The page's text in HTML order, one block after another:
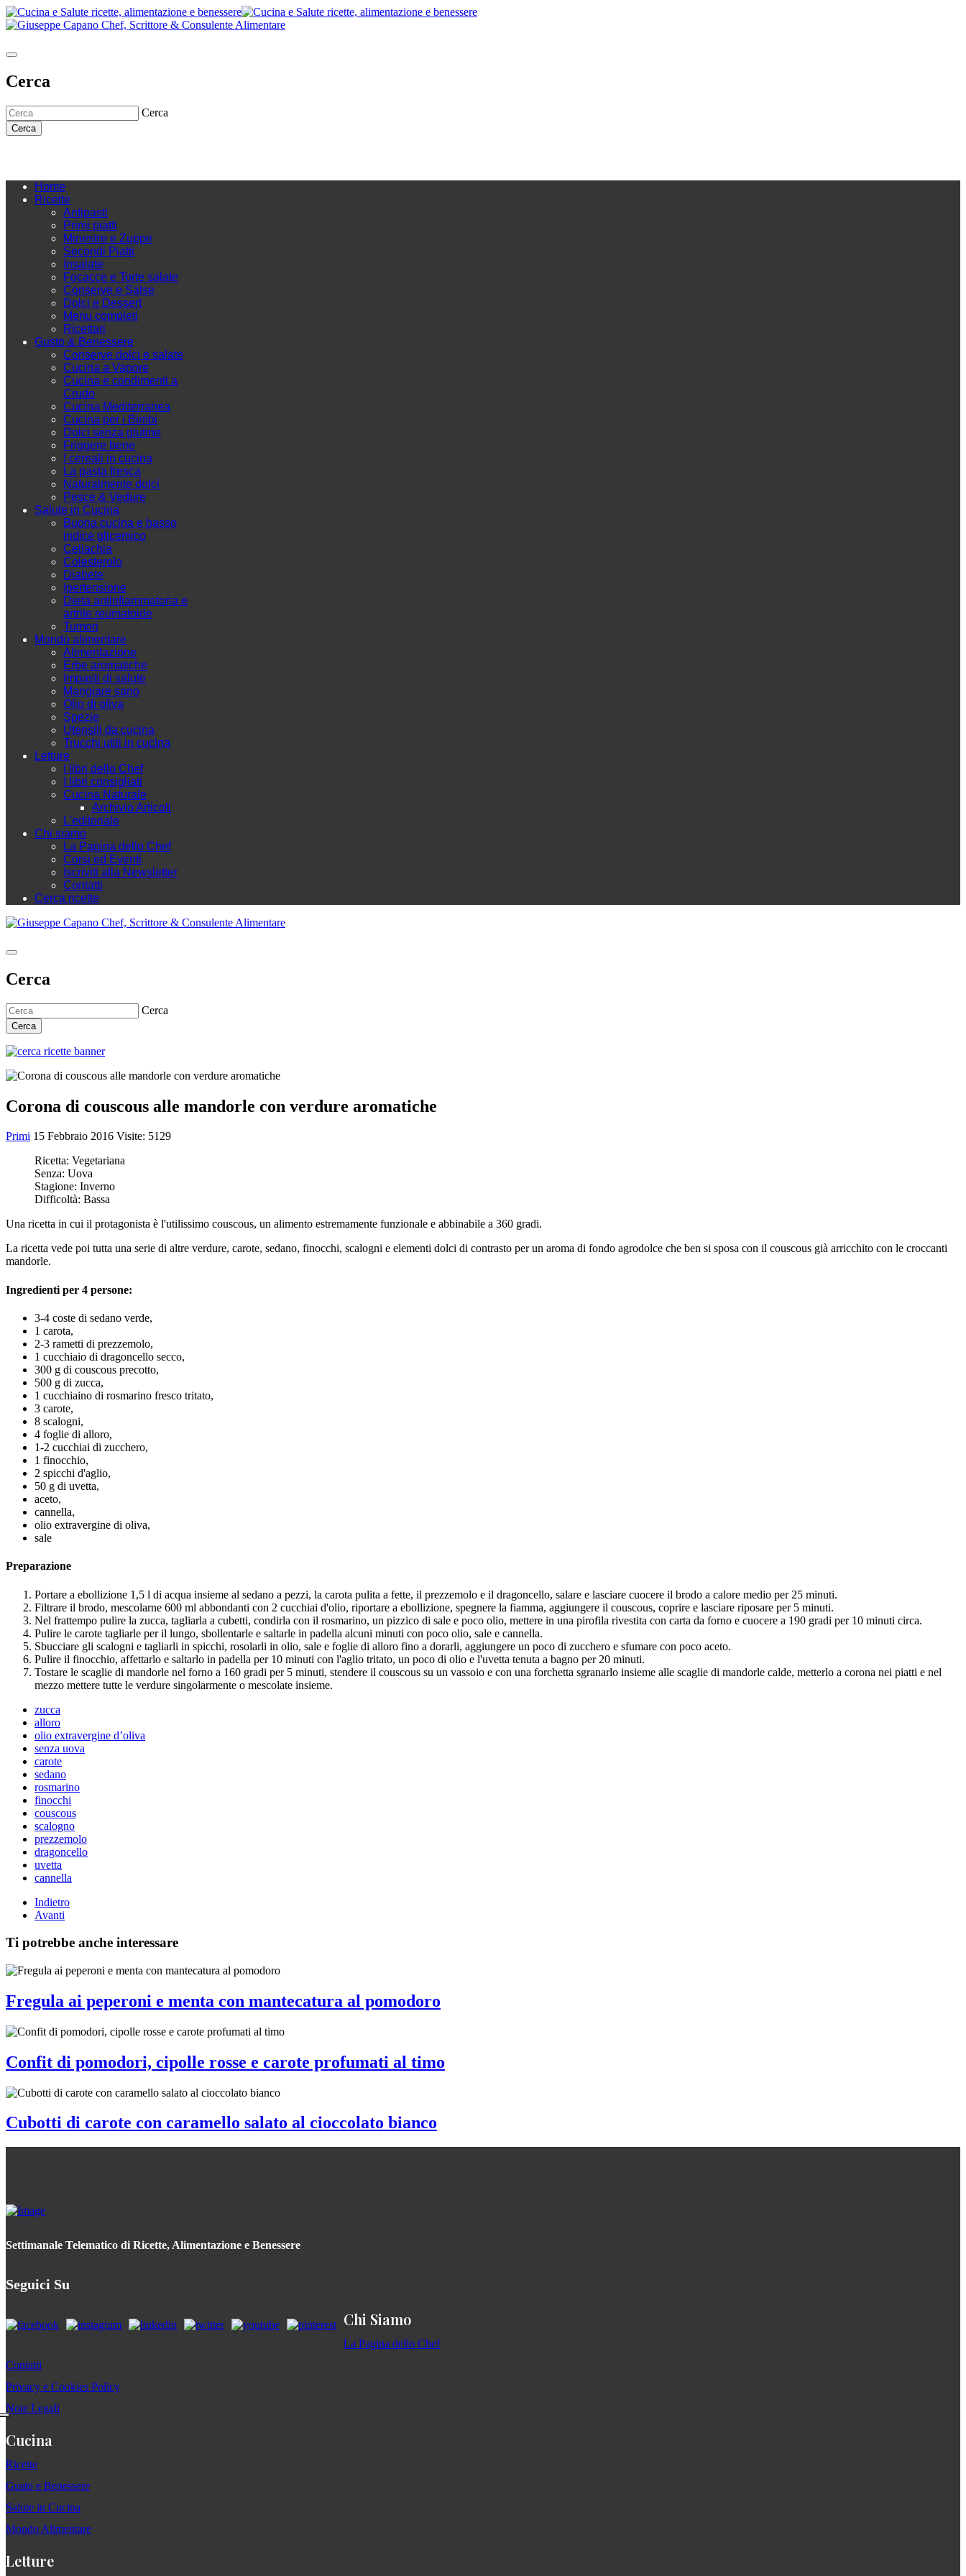
Cerca
Cerca
Cerca
Home
Ricette
Antipasti
Primi piatti
Minestre e Zuppe
Secondi Piatti
Insalate
Focacce e Torte salate
Conserve e Salse
Dolci e Dessert
Menu completi
Ricettari
Gusto & Benessere
Conserve dolci e salate
Cucina a Vapore
Cucina e condimenti a
Crudo
Cucina Mediterranea
Cucina per i Bimbi
Dolci senza glutine
Friggere bene
I cereali in cucina
La pasta fresca
Naturalmente dolci
Pesce & Vedure
Salute in Cucina
Buona cucina e basso
indice glicemico
Celiachia
Colesterolo
Diabete
Ipertensione
Dieta antinfiammatoria e
artrite reumatoide
Tumori
Mondo alimentare
Alimentazione
Erbe aromatiche
Impasti di salute
Mangiare sano
Olio di oliva
Spezie
Utensili da cucina
Trucchi utili in cucina
Letture
I libri dello Chef
I libri consigliati
Cucina Naturale
Archivio Articoli
L'editoriale
Chi siamo
La Pagina dello Chef
Corsi ed Eventi
Iscriviti alla Newsletter
Contatti
Cerca ricette
Cerca
Cerca
Cerca
Corona di couscous alle mandorle con verdure aromatiche
Primi 15 Febbraio 2016 Visite: 5129
Ricetta: Vegetariana
Senza: Uova
Stagione: Inverno
Difficoltà: Bassa
Una ricetta in cui il protagonista è l'utilissimo couscous, un alimento estremamente funzionale e abbinabile a 360 gradi.
La ricetta vede poi tutta una serie di altre verdure, carote, sedano, finocchi, scalogni e elementi dolci di contrasto per un aroma di fondo agrodolce che ben si sposa con il couscous già arricchito con le croccanti
mandorle.
Ingredienti per 4 persone:
3-4 coste di sedano verde,
1 carota,
2-3 rametti di prezzemolo,
1 cucchiaio di dragoncello secco,
300 g di couscous precotto,
500 g di zucca,
1 cucchiaino di rosmarino fresco tritato,
3 carote,
8 scalogni,
4 foglie di alloro,
1-2 cucchiai di zucchero,
1 finocchio,
2 spicchi d'aglio,
50 g di uvetta,
aceto,
cannella,
olio extravergine di oliva,
sale
Preparazione
Portare a ebollizione 1,5 l di acqua insieme al sedano a pezzi, la carota pulita a fette, il prezzemolo e il dragoncello, salare e lasciare cuocere il brodo a calore medio per 25 minuti.
Filtrare il brodo, mescolarne 600 ml abbondanti con 2 cucchiai d'olio, riportare a ebollizione, spegnere la fiamma, aggiungere il couscous, coprire e lasciare riposare per 5 minuti.
Nel frattempo pulire la zucca, tagliarla a cubetti, condirla con il rosmarino, un pizzico di sale e poco olio, mettere in una pirofila rivestita con carta da forno e cuocere a 190 gradi per 10 minuti circa.
Pulire le carote tagliarle per il lungo, sbollentarle e saltarle in padella alcuni minuti con poco olio, sale e cannella.
Sbucciare gli scalogni e tagliarli in spicchi, rosolarli in olio, sale e foglie di alloro fino a dorarli, aggiungere un poco di zucchero e sfumare con poco aceto.
Pulire il finocchio, affettarlo e saltarlo in padella per 10 minuti con l'aglio tritato, un poco di olio e l'uvetta tenuta a bagno per 20 minuti.
Tostare le scaglie di mandorle nel forno a 160 gradi per 5 minuti, stendere il couscous su un vassoio e con una forchetta sgranarlo insieme alle scaglie di mandorle calde, metterlo a corona nei piatti e nel
mezzo mettere tutte le verdure singolarmente o mescolate insieme.
zucca
alloro
olio extravergine d’oliva
senza uova
carote
sedano
rosmarino
finocchi
couscous
scalogno
prezzemolo
dragoncello
uvetta
cannella
Indietro
Avanti
Ti potrebbe anche interessare
Fregula ai peperoni e menta con mantecatura al pomodoro
Confit di pomodori, cipolle rosse e carote profumati al timo
Cubotti di carote con caramello salato al cioccolato bianco
Settimanale Telematico di Ricette, Alimentazione e Benessere
Seguici Su
Chi Siamo
La Pagina dello Chef
Contatti
Privacy e Cookies Policy
Note Legali
Cucina
Ricette
Gusto e Benessere
Salute in Cucina
Mondo Alimentare
Letture